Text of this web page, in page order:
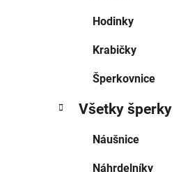
Hodinky
Krabičky
Šperkovnice
Všetky šperky
Náušnice
Náhrdelníky